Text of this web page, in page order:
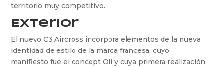
territorio muy competitivo.
Exterior
El nuevo C3 Aircross incorpora elementos de la nueva
identidad de estilo de la marca francesa, cuyo
manifiesto fue el concept Oli y cuya primera realización